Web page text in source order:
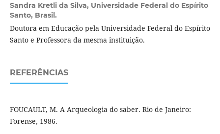
Sandra Kretli da Silva, Universidade Federal do Espírito
Santo, Brasil.
Doutora em Educação pela Universidade Federal do Espírito
Santo e Professora da mesma instituição.
REFERÊNCIAS
FOUCAULT, M. A Arqueologia do saber. Rio de Janeiro:
Forense, 1986.